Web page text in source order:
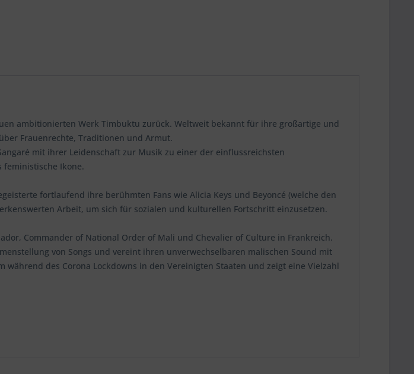
ambitionierten Werk Timbuktu zurück. Weltweit bekannt für ihre großartige und
Frauenrechte, Traditionen und Armut.
mit ihrer Leidenschaft zur Musik zu einer der einflussreichsten
feministische Ikone.
fortlaufend ihre berühmten Fans wie Alicia Keys und Beyoncé (welche den
Arbeit, um sich für sozialen und kulturellen Fortschritt einzusetzen.
Commander of National Order of Mali und Chevalier of Culture in Frankreich.
von Songs und vereint ihren unverwechselbaren malischen Sound mit
des Corona Lockdowns in den Vereinigten Staaten und zeigt eine Vielzahl